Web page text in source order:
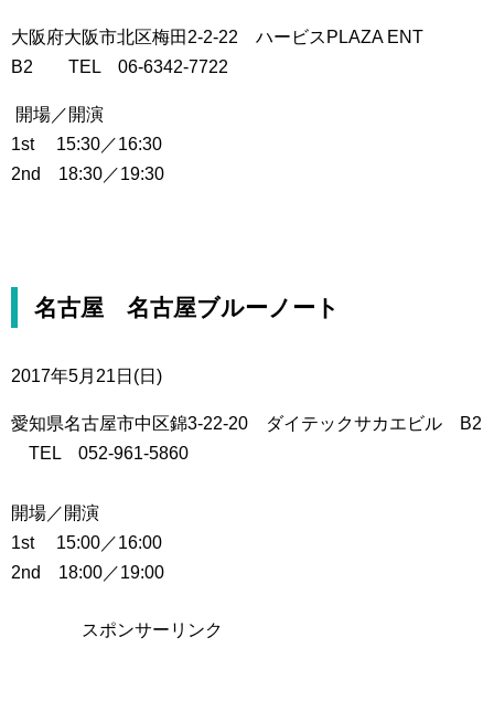
大阪府大阪市北区梅田2-2-22 ハービスPLAZA ENT
B2 TEL 06-6342-7722
開場／開演
1st 15:30／16:30
2nd 18:30／19:30
名古屋 名古屋ブルーノート
2017年5月21日(日)
愛知県名古屋市中区錦3-22-20 ダイテックサカエビル B2
TEL 052-961-5860
開場／開演
1st 15:00／16:00
2nd 18:00／19:00
スポンサーリンク